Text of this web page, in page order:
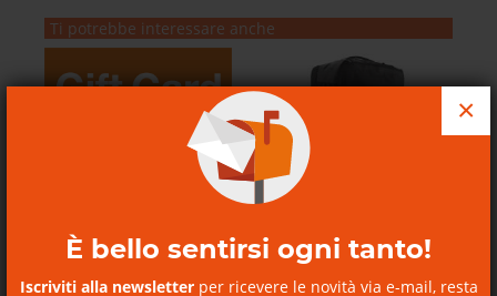
È bello sentirsi ogni tanto!
Iscriviti alla newsletterper ricevere le novità via e-mail, resta
×
Ti potrebbe interessare anche
SCOPRI I NOSTRI BUONI
REGALO
Black Hole Wheeled Duffel
Black Hole Wheeled Duffel